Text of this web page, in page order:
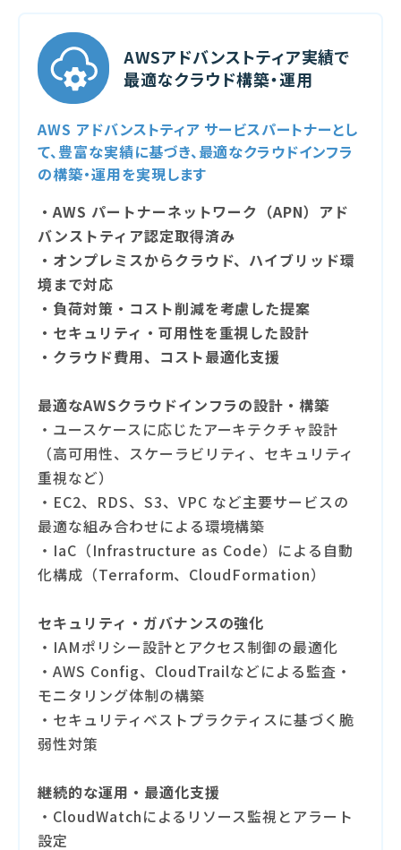
AWSアドバンストティア実績で
最適なクラウド構築・運用
AWS アドバンストティア サービスパートナーとし
て、豊富な実績に基づき、最適なクラウドインフラ
の構築・運用を実現します
・AWS パートナーネットワーク（APN）アド
バンストティア認定取得済み
・オンプレミスからクラウド、ハイブリッド環
境まで対応
・負荷対策・コスト削減を考慮した提案
・セキュリティ・可用性を重視した設計
・クラウド費用、コスト最適化支援
最適なAWSクラウドインフラの設計・構築
・ユースケースに応じたアーキテクチャ設計
（高可用性、スケーラビリティ、セキュリティ
重視など）
・EC2、RDS、S3、VPC など主要サービスの
最適な組み合わせによる環境構築
・IaC（Infrastructure as Code）による自動
化構成（Terraform、CloudFormation）
セキュリティ・ガバナンスの強化
・IAMポリシー設計とアクセス制御の最適化
・AWS Config、CloudTrailなどによる監査・
モニタリング体制の構築
・セキュリティベストプラクティスに基づく脆
弱性対策
継続的な運用・最適化支援
・CloudWatchによるリソース監視とアラート
設定